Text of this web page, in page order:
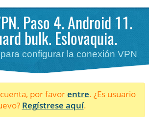
Paso 4. Android 11.
bulk. Eslovaquia.
configurar la conexión VPN
por favorentre. ¿Es usuario
Regístrese aquí.